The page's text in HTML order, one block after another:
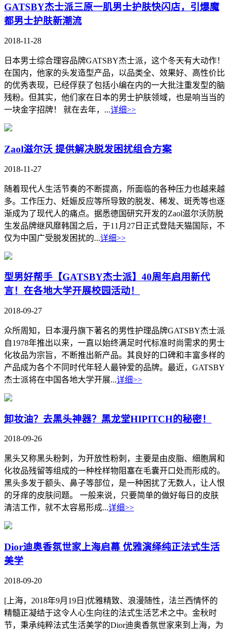
GATSBY杰士派三原一肌男士护肤快闪店，引爆魔
都男士护肤新潮流
2018-11-28
日本男士综合理容品牌GATSBY杰士派，这个冬天有大动作！
在国内，他家的头发造型产品，以品类全、效果好、高性价比
的优秀表现，已经俘获了包括小编在内的一大批注重发型的脑
残粉。但其实，他们家在日本的男士护肤领域，也是响当当的
一块金字招牌！ 就在去年，...详细>>
Zaol滋尔沃 提供解决脱发困扰组合方案
2018-11-27
随着现代人生活节奏的不断提高，所面临的各种压力也越来越
多。工作压力、妊娠反应等所导致的脱发、稀发、斑秃等也逐
渐成为了现代人的痛点。据悉德国研究开发的Zaol滋尔沃防脱
生发品牌继风靡韩国之后，于11月27日正式登陆天猫国际，不
仅为中国广受脱发困扰的...详细>>
型男好帮手【GATSBY杰士派】40周年启用新代
言！在各地大学开展校园活动！
2018-09-27
众所周知，日本漫丹旗下著名的男性护理品牌GATSBY杰士派
自1978年推出以来，一直以始终满足时代标准时尚需求的男士
化妆品为宗旨，不断推出新产品。其良好的口碑和丰富多样的
产品成为各个不同时代年轻人最钟爱的品牌。最近，GATSBY
杰士派将在中国各地大学开展...详细>>
卸妆油？去黑头神器？黑龙堂HIPITCH的秘密！
2018-09-26
黑头又称黑头粉刺，为开放性粉刺，主要是由皮脂、细胞屑和
化妆品残留等组成的一种栓样物阻塞在毛囊开口处而形成的。
黑头多发于额头、鼻子等部位，是一种困扰了无数人，让人恨
的牙痒的皮肤问题。 一般来说，只要简单的做好每日的皮肤
清洁工作，就不太容易形成...详细>>
Dior迪奥香氛世家上海启幕 优雅演绎纯正法式生活
美学
2018-09-20
[上海，2018年9月19日]优雅精致、浪漫随性，法兰西情怀的
精髓正凝结于这令人心生向往的法式生活艺术之中。金秋时
节，秉承纯粹法式生活美学的Dior迪奥香氛世家来到上海，为